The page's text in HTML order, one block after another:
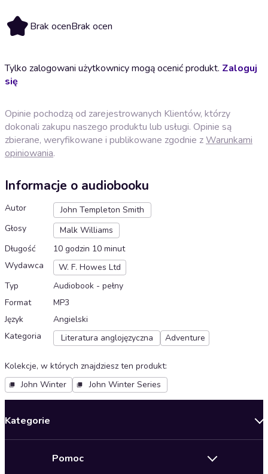
Brak ocenBrak ocen
Tylko zalogowani użytkownicy mogą ocenić produkt. Zaloguj
się
Opinie pochodzą od zarejestrowanych Klientów, którzy
dokonali zakupu naszego produktu lub usługi. Opinie są
zbierane, weryfikowane i publikowane zgodnie zWarunkami
opiniowania.
Informacje o audiobooku
Autor
John Templeton Smith
Głosy
Malk Williams
Długość
10 godzin 10 minut
Wydawca
W. F. Howes Ltd
Typ
Audiobook - pełny
Format
MP3
Język
Angielski
Kategoria
Literatura anglojęzyczna Adventure
Kolekcje, w których znajdziesz ten produkt:
John Winter
John Winter Series
Kategorie
Pomoc